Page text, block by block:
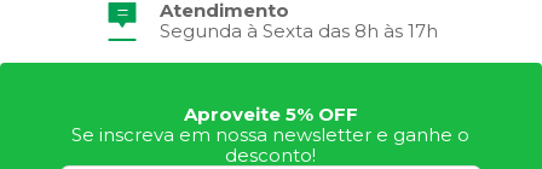
Atendimento
Segunda à Sexta das 8h às 17h
Aproveite 5% OFF
Se inscreva em nossa newsletter e ganhe o
desconto!